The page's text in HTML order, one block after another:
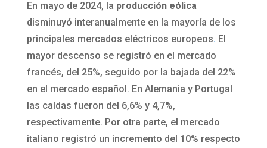
En mayo de 2024, la producción eólica
disminuyó interanualmente en la mayoría de los
principales mercados eléctricos europeos. El
mayor descenso se registró en el mercado
francés, del 25%, seguido por la bajada del 22%
en el mercado español. En Alemania y Portugal
las caídas fueron del 6,6% y 4,7%,
respectivamente. Por otra parte, el mercado
italiano registró un incremento del 10% respecto